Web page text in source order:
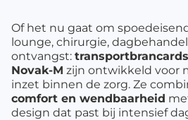
Of het nu gaat om
lounge, chirurgie,
ontvangst:
Novak-M zijn ontwikkeld voor
inzet binnen de zorg. Ze
comfort en wendbaarheid
design dat past bij intensief